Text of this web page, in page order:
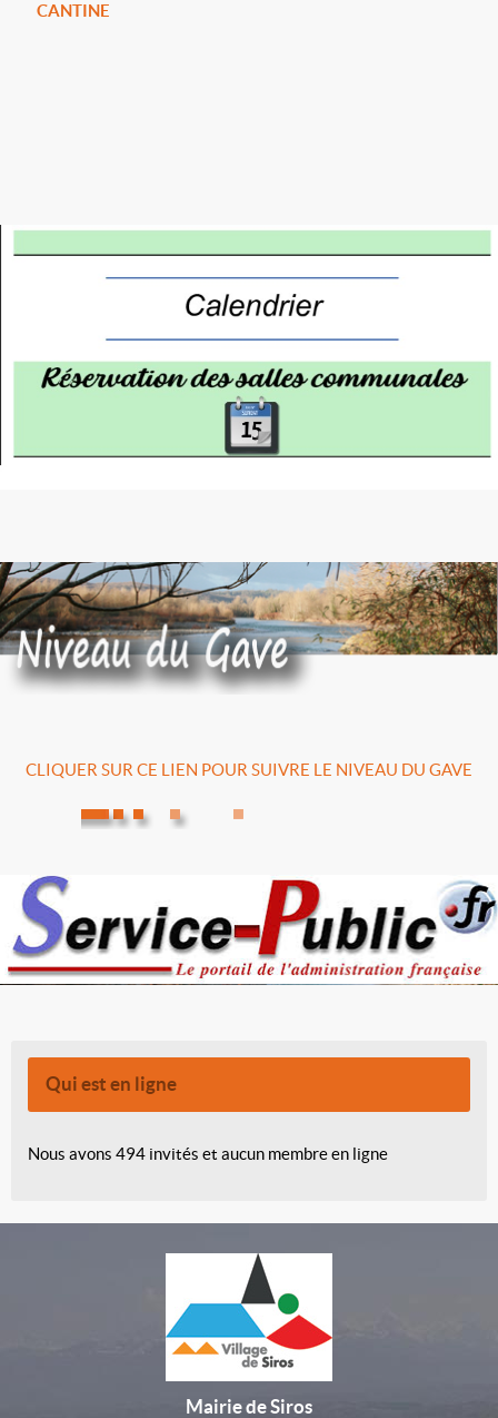
CANTINE
CLIQUER SUR CE LIEN POUR SUIVRE LE NIVEAU DU GAVE
Qui est en ligne
Nous avons 494 invités et aucun membre en ligne
Mairie de Siros